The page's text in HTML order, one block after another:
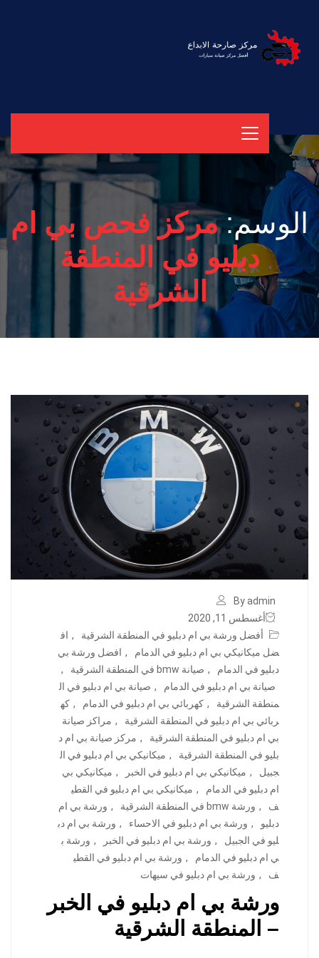
الوسم:مركز فحص بي ام
دبليو في المنطقة
الشرقية
By admin
أغسطس 11, 2020
أفضل ورشة بي ام دبليو في المنطقة الشرقية
, اف
ضل ميكانيكي بي ام دبليو في الدمام
, افضل ورشة بي
دبليو في الدمام
, صيانة bmw في المنطقة الشرقية
,
صيانة بي ام دبليو في الدمام
, صيانة بي ام دبليو في ال
منطقة الشرقية
, كهربائي بي ام دبليو في الدمام , كه
ربائي بي ام دبليو في المنطقة الشرقية
, مراكز صيانة
بي ام دبليو في المنطقة الشرقية
, مركز صيانة بي ام د
بليو في المنطقة الشرقية
, ميكانيكي بي ام دبليو في ال
جبيل
, ميكانيكي بي ام دبليو في الخبر , ميكانيكي بي
ام دبليو في الدمام
, ميكانيكي بي ام دبليو في القطي
ف
, ورشة bmw في المنطقة الشرقية , ورشة بي ام
دبليو
, ورشة بي ام دبليو في الاحساء , ورشة بي ام دب
ليو في الجبيل
, ورشة بي ام دبليو في الخبر , ورشة ب
ي ام دبليو في الدمام
, ورشة بي ام دبليو في القطي
ف
, ورشة بي ام دبليو في سيهات
ورشة بي ام دبليو في الخبر
– المنطقة الشرقية